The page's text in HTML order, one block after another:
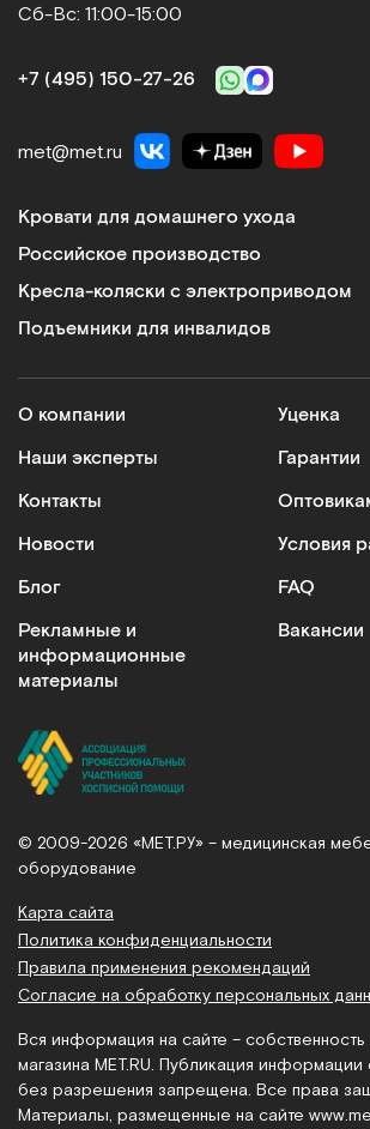
Сб-Вс: 11:00-15:00
+7 (495) 150‑27‑26
met@met.ru
Кровати для домашнего ухода
Российское производство
Кресла-коляски с электроприводом
Подъемники для инвалидов
О компании
Наши эксперты
Контакты
Новости
Блог
Рекламные и
информационные
материалы
Уценка
Гарантии
Условия
FAQ
Вакансии
© 2009-2026 «МЕТ.РУ» – медицинская
оборудование
Карта сайта
Политика конфиденциальности
Правила применения рекомендаций
Согласие на обработку персональных
Вся информация на сайте – собственность
магазина MET.RU. Публикация информации
без разрешения запрещена. Все права
Материалы, размещенные на сайте